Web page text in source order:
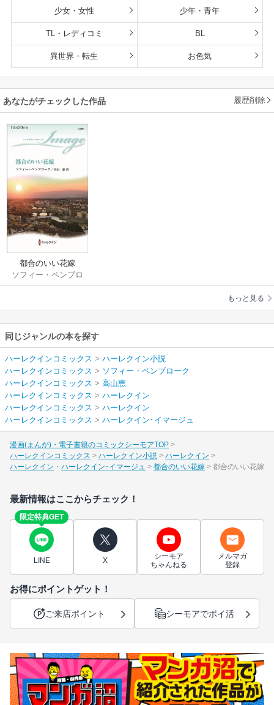
少女・女性 少年・青年
TL・レディコミ BL
異世界・転生 お色気
あなたがチェックした作品 履歴削除
都合のいい花嫁
ソフィー・ペンブロ
ーク/高山恵
もっと見る
同じジャンルの本を探す
ハーレクインコミックス > ハーレクイン小説
ハーレクインコミックス > ソフィー・ペンブローク
ハーレクインコミックス > 高山恵
ハーレクインコミックス > ハーレクイン
ハーレクインコミックス > ハーレクイン
ハーレクインコミックス > ハーレクイン･イマージュ
漫画(まんが)・電子書籍のコミックシーモアTOP
ハーレクインコミックス
ハーレクイン小説
ハーレクイン
ハーレクイン
ハーレクイン･イマージュ 都合のいい花嫁 都合のいい花嫁
最新情報はここからチェック！
限定特典GET
LINE X
シーモア
ちゃんねる
メルマガ
登録
お得にポイントゲット！
ご来店ポイント シーモアでポイ活